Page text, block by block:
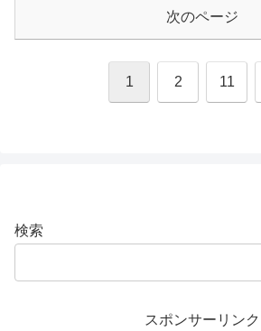
次のページ
1 2 11
検索
スポンサーリンク